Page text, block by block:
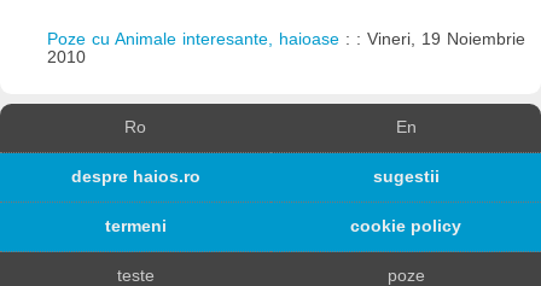
Poze cu Animale interesante, haioase : : Vineri, 19 Noiembrie
2010
Ro En
despre haios.ro sugestii
termeni cookie policy
teste poze